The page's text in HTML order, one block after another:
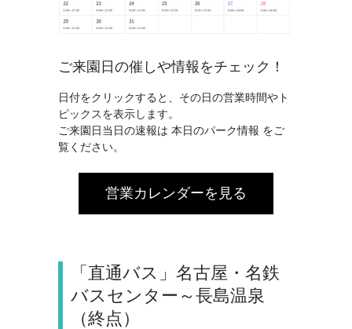
ご来園日の催しや情報をチェック！
日付をクリックすると、その日の営業時間やト
ピックスを表示します。
ご来園日当日の速報は 本日のパーク情報 をご
覧ください。
営業カレンダーを見る
「直通バス」名古屋・名鉄
バスセンター～長島温泉
（終点）